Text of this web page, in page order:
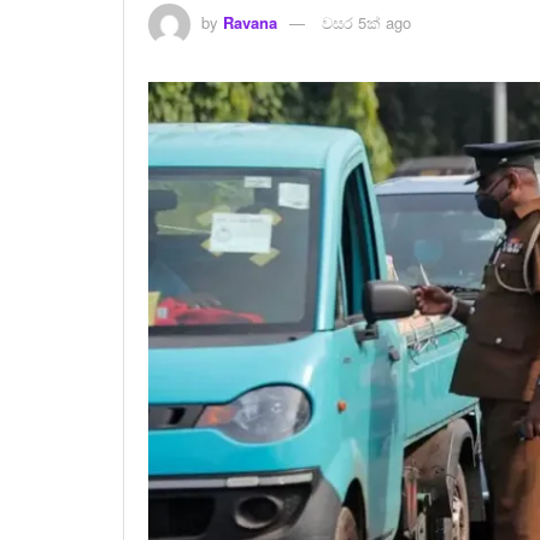
by Ravana වසර 5ක් ago